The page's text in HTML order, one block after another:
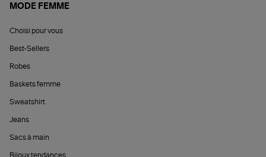
MODE FEMME
Choisi pour vous
Best-Sellers
Robes
Baskets femme
Sweatshirt
Jeans
Sacs à main
Bijoux tendances